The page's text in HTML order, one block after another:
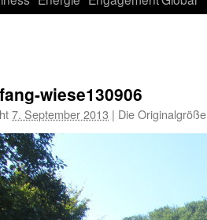
wiese130906
7. September 2013 | Die